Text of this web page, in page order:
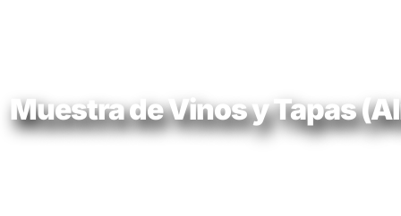
Muestra de Vinos y Tapas